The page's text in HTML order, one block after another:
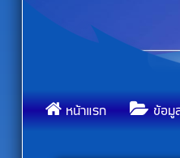
อผู้ผ่านการคัดเลือกในการสรรห
หน้าแรก ข้อมู